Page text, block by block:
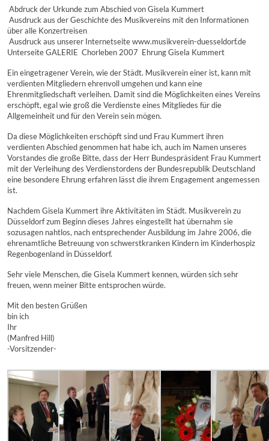
 Abdruck der Urkunde zum Abschied von Gisela Kummert
 Ausdruck aus der Geschichte des Musikvereins mit den Informationen
über alle Konzertreisen
 Ausdruck aus unserer Internetseite www.musikverein-duesseldorf.de 
Unterseite GALERIE  Chorleben 2007  Ehrung Gisela Kummert
Ein eingetragener Verein, wie der Städt. Musikverein einer ist, kann mit
verdienten Mitgliedern ehrenvoll umgehen und kann eine
Ehrenmitgliedschaft verleihen. Damit sind die Möglichkeiten eines Vereins
erschöpft, egal wie groß die Verdienste eines Mitgliedes für die
Allgemeinheit und für den Verein sein mögen.
Da diese Möglichkeiten erschöpft sind und Frau Kummert ihren
verdienten Abschied genommen hat habe ich, auch im Namen unseres
Vorstandes die große Bitte, dass der Herr Bundespräsident Frau Kummert
mit der Verleihung des Verdienstordens der Bundesrepublik Deutschland
eine besondere Ehrung erfahren lässt die ihrem Engagement angemessen
ist.
Nachdem Gisela Kummert ihre Aktivitäten im Städt. Musikverein zu
Düsseldorf zum Beginn dieses Jahres eingestellt hat übernahm sie
sozusagen nahtlos, nach entsprechender Ausbildung im Jahre 2006, die
ehrenamtliche Betreuung von schwerstkranken Kindern im Kinderhospiz
Regenbogenland in Düsseldorf.
Sehr viele Menschen, die Gisela Kummert kennen, würden sich sehr
freuen, wenn meiner Bitte entsprochen würde.
Mit den besten Grüßen
bin ich
Ihr
(Manfred Hill)
-Vorsitzender-